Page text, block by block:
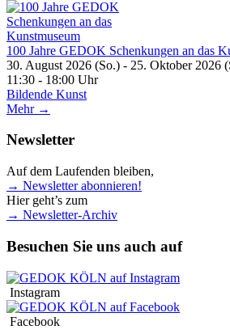
100 Jahre GEDOK Schenkungen an das
30. August 2026 (So.) - 25. Oktober 2026
11:30 - 18:00 Uhr
Bildende Kunst
Mehr →
Newsletter
Auf dem Laufenden bleiben,
→ Newsletter abonnieren!
Hier geht’s zum
→ Newsletter-Archiv
Besuchen Sie uns auch auf
Instagram
Facebook